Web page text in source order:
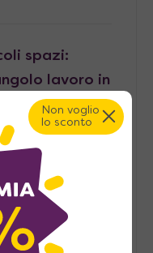
spazi:
lavoro in
per
Non voglio
lo sconto